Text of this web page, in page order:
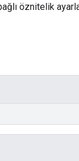
öznitelik